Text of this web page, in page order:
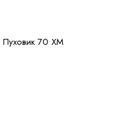
Пуховик 70 ХМ